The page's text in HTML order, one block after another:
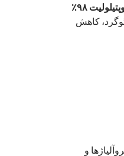
قابلیت‌های زئولیت کلینوپتیلولیت ۹۸٪
کاهش
و